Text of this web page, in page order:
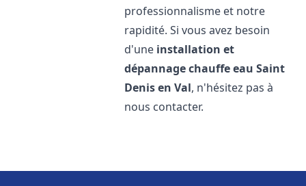
professionnalisme et notre
rapidité. Si vous avez besoin
d'une installation et
dépannage chauffe eau Saint
Denis en Val, n'hésitez pas à
nous contacter.